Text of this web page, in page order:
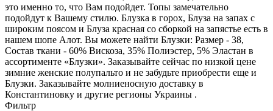
это именно то, что Вам подойдет. Топы замечательно
подойдут к Вашему стилю. Блузка в горох, Блуза на запах с
широким поясом и Блуза красная со сборкой на запястье есть в
нашем шопе Алот. Вы можете найти Блузки: Размер - 38,
Состав ткани - 60% Вискоза, 35% Полиэстер, 5% Эластан в
ассортименте «Блузки». Заказывайте сейчас по низкой цене
зимние женские полупальто и не забудьте приобрести еще и
Блузки. Заказывайте молниеносную доставку в
Константиновку и другие регионы Украины .
Фильтр